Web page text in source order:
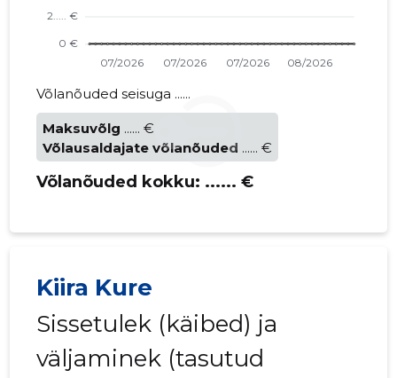
Võlanõuded seisuga ......
Maksuvõlg ...... €
Võlausaldajate võlanõuded ...... €
Võlanõuded kokku: ...... €
Kiira Kure
Sissetulek (käibed) ja
väljaminek (tasutud